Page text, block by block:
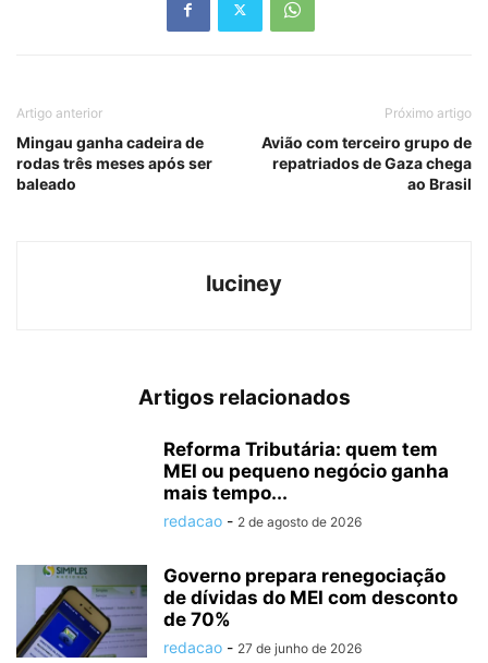
Artigo anterior
Mingau ganha cadeira de
rodas três meses após ser
baleado
Próximo artigo
Avião com terceiro grupo de
repatriados de Gaza chega
ao Brasil
luciney
Artigos relacionados
Reforma Tributária: quem tem
MEI ou pequeno negócio ganha
mais tempo...
redacao - 2 de agosto de 2026
Governo prepara renegociação
de dívidas do MEI com desconto
de 70%
redacao - 27 de junho de 2026